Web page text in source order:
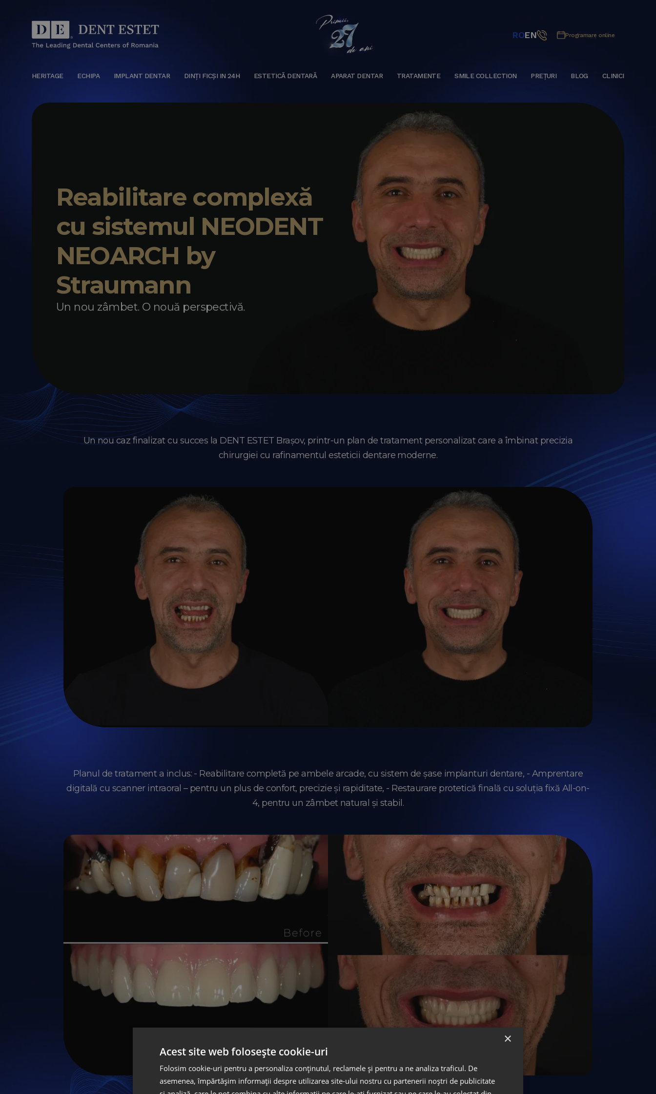
ROEN Programare online
HERITAGE ECHIPA IMPLANT DENTAR DINȚI FICȘI IN 24H ESTETICĂ DENTARĂ APARAT DENTAR TRATAMENTE SMILE COLLECTION PREȚURI BLOG CLINICI
Reabilitare complexă
cu sistemul NEODENT
NEOARCH by
Straumann
Un nou zâmbet. O nouă perspectivă.
Un nou caz finalizat cu succes la DENT ESTET Brașov, printr-un plan de tratament personalizat care a îmbinat precizia
chirurgiei cu rafinamentul esteticii dentare moderne.
Planul de tratament a inclus: - Reabilitare completă pe ambele arcade, cu sistem de șase implanturi dentare, - Amprentare
digitală cu scanner intraoral – pentru un plus de confort, precizie și rapiditate, - Restaurare protetică finală cu soluția fixă All-on-
4, pentru un zâmbet natural și stabil.
×
Acest site web folosește cookie-uri
Folosim cookie-uri pentru a personaliza conținutul, reclamele și pentru a ne analiza traficul. De
asemenea, împărtășim informații despre utilizarea site-ului nostru cu partenerii noștri de publicitate